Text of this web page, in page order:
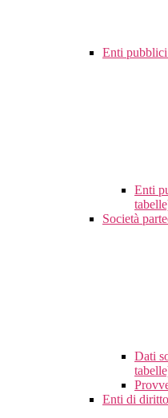
Enti
Enti
Società
Dati
Enti di